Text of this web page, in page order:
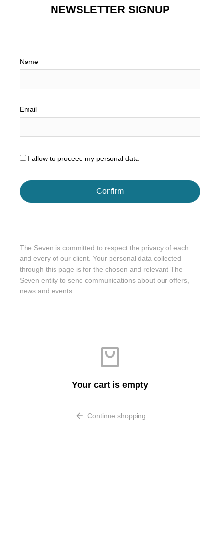
NEWSLETTER SIGNUP
Name
Email
I allow to proceed my personal data
Confirm
The Seven is committed to respect the privacy of each
and every of our client. Your personal data collected
through this page is for the chosen and relevant The
Seven entity to send communications about our offers,
news and events.
Your cart is empty
Continue shopping